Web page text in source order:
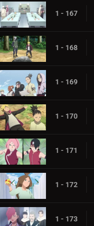
1 - 167
1 - 168
1 - 169
1 - 170
1 - 171
1 - 172
1 - 173